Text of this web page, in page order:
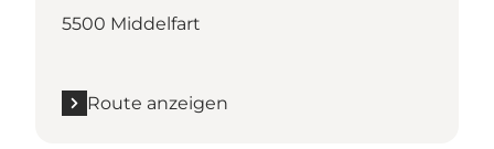
5500 Middelfart
Route anzeigen